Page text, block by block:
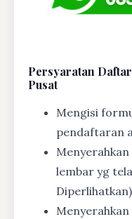
Persyaratan
Pusat
Mengisi
pendaftaran
lembar yg
Diperlihatkan)